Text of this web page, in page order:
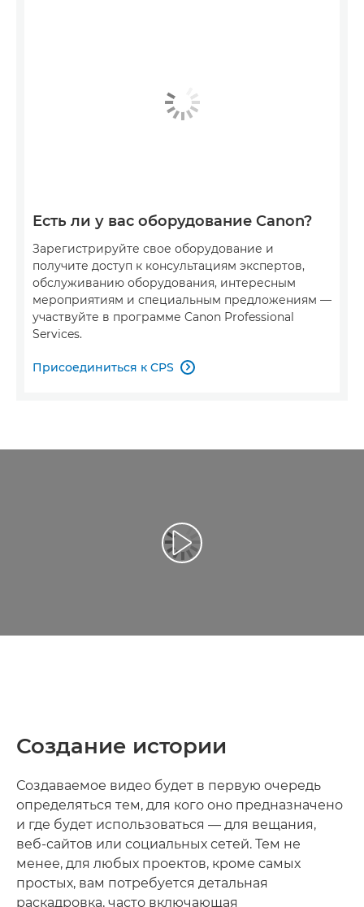
Есть ли у вас оборудование Canon?
Зарегистрируйте свое оборудование и
получите доступ к консультациям экспертов,
обслуживанию оборудования, интересным
мероприятиям и специальным предложениям —
участвуйте в программе Canon Professional
Services.
Присоединиться к CPS 
Воспроизведение видео
Создание истории
Создаваемое видео будет в первую очередь
определяться тем, для кого оно предназначено
и где будет использоваться — для вещания,
веб-сайтов или социальных сетей. Тем не
менее, для любых проектов, кроме самых
простых, вам потребуется детальная
раскадровка, часто включающая